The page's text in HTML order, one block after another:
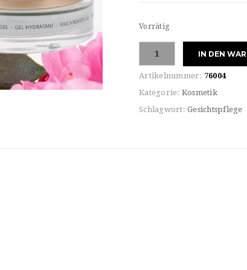
Vorrätig
ENERGY
Menge
IN DEN
Artikelnummer: 76004
Kategorie: Kosmetik
Schlagwort: Gesichtspflege